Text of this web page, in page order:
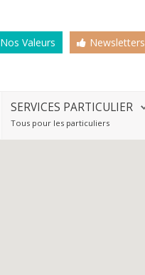
Nos Valeurs Newsletters
SERVICES PARTICULIER
Tous pour les particuliers